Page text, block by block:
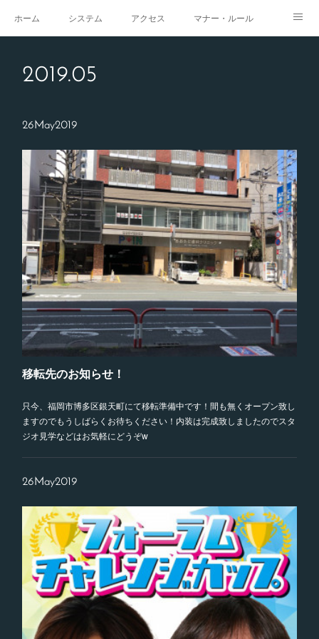
ホーム システム アクセス マナー・ルール
2019.05
26May2019
移転先のお知らせ！
只今、福岡市博多区銀天町にて移転準備中です！間も無くオープン致し
ますのでもうしばらくお待ちください！内装は完成致しましたのでスタ
ジオ見学などはお気軽にどうぞw
26May2019